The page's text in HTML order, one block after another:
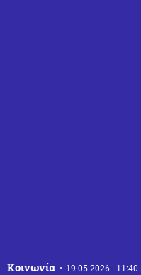
Κοινωνία 19.05.2026 - 11:40